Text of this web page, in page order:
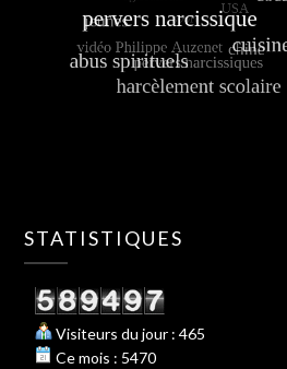
STATISTIQUES
Visiteurs du jour : 465
Ce mois : 5470